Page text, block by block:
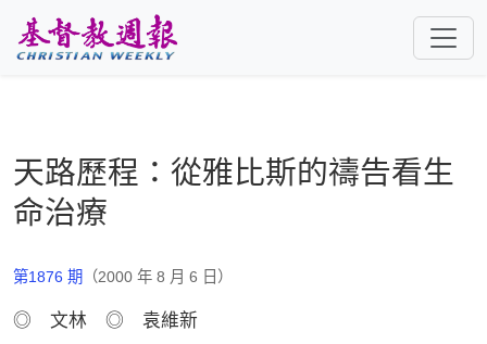
天路歷程：從雅比斯的禱告看生
命治療
第1876 期 （2000 年 8 月 6 日）
◎ 文林 ◎ 袁維新